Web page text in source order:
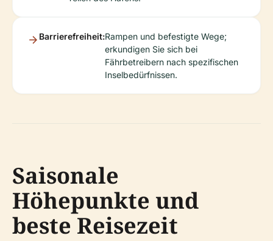
Barrierefreiheit:Rampen und befestigte Wege;
erkundigen Sie sich bei
Fährbetreibern nach spezifischen
Inselbedürfnissen.
Saisonale
Höhepunkte und
beste Reisezeit